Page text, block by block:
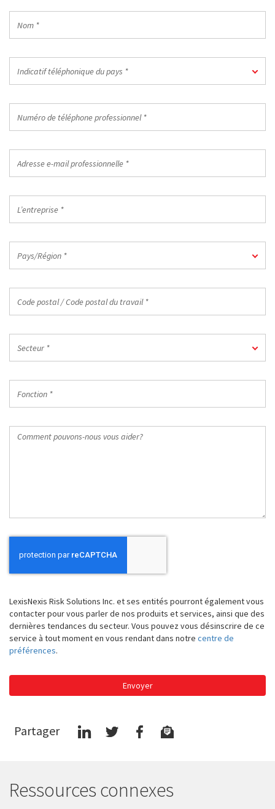
téléphonique
pays
Indicatif téléphonique du pays *
de
professionnel
e-
professionnelle
Pays/Région *
postal
Code
postal
du
Secteur *
Comment
LexisNexis Risk Solutions Inc. et ses entités pourront également vous
contacter pour vous parler de nos produits et services, ainsi que des
dernières tendances du secteur. Vous pouvez vous désinscrire de ce
service à tout moment en vous rendant dans notre centre de
préférences.
Envoyer
Partager
Ressources connexes